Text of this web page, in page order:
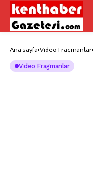
Ana sayfa Video Fragmanlar
Video Fragmanlar